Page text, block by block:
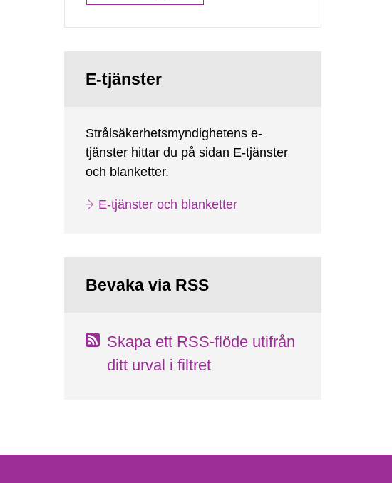
E-tjänster
Strålsäkerhetsmyndighetens e-
tjänster hittar du på sidan E-tjänster
och blanketter.
E-tjänster och blanketter
Bevaka via RSS
Skapa ett RSS-flöde utifrån
ditt urval i filtret